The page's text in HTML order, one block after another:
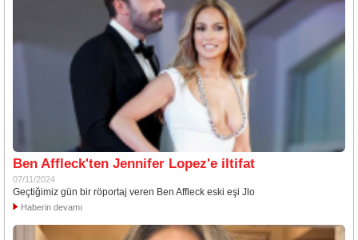
Ben Affleck'ten Jennifer Lopez'e iltifat
07/11/2024
Geçtiğimiz gün bir röportaj veren Ben Affleck eski eşi Jlo
Haberin devamı